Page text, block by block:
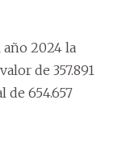
año 2024 la
de 357.891
de 654.657